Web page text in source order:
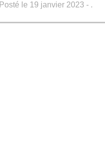
Posté le 19 janvier 2023 - .